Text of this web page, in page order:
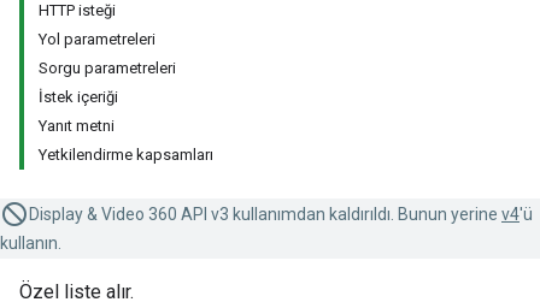
HTTP isteği
Yol parametreleri
Sorgu parametreleri
İstek içeriği
Yanıt metni
Yetkilendirme kapsamları
Display & Video 360 API v3 kullanımdan kaldırıldı. Bunun yerine v4'ü
kullanın.
Özel liste alır.